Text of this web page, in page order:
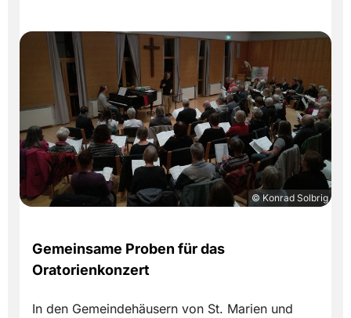
© Konrad Solbrig
Gemeinsame Proben für das
Oratorienkonzert
In den Gemeindehäusern von St. Marien und